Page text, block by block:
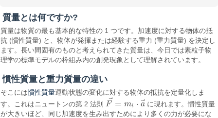
質量とは何ですか?
質量は物質の最も基本的な特性の 1 つです。加速度に対する物体の抵
抗 (慣性質量) と、物体が発揮または経験する重力 (重力質量) を決定し
ます。長い間固有のものと考えられてきた質量は、今日では素粒子物
理学の標準モデルの枠組み内の創発現象として理解されています。
慣性質量と重力質量の違い
そこには慣性質量運動状態の変化に対する物体の抵抗を定量化しま
す。これはニュートンの第 2 法則 F⃗ = mi ⋅ a⃗
F→=mi⋅a → に現れます。慣性質量
が大きいほど、同じ加速度を生み出すためにより多くの力が必要にな